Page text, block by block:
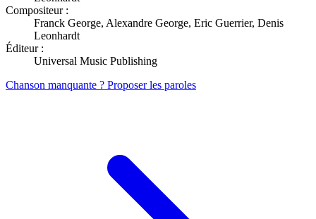
Compositeur :
Franck George, Alexandre George, Eric Guerrier, Denis
Leonhardt
Éditeur :
Universal Music Publishing
Chanson manquante ? Proposer les paroles